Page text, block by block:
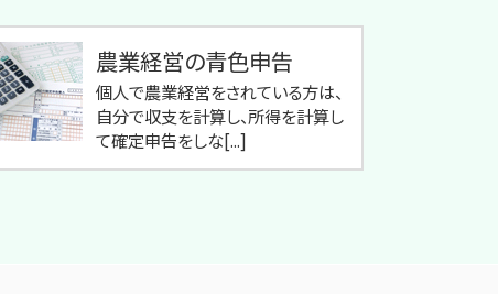
農業経営の青色申告
個人で農業経営をされている方は、
自分で収支を計算し、所得を計算し
て確定申告をしな[...]